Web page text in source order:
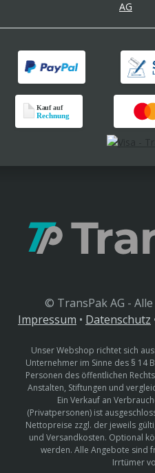
© TransPak AG -
Impressum • Datenschutz
Unser Webshop richtet sich
Unternehmer im Sinne des § 14
Personen des öffentlichen
Anstalten, Stiftungen und
Ein Verkauf an
(Privatpersonen) ist
Nettopreise zzgl. der jeweils
und Versandkosten. Optional
werden. Alle Angebote sind
Irrtümer